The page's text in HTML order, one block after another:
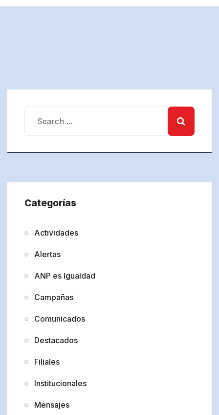
Categorías
Actividades
Alertas
ANP es Igualdad
Campañas
Comunicados
Destacados
Filiales
Institucionales
Mensajes